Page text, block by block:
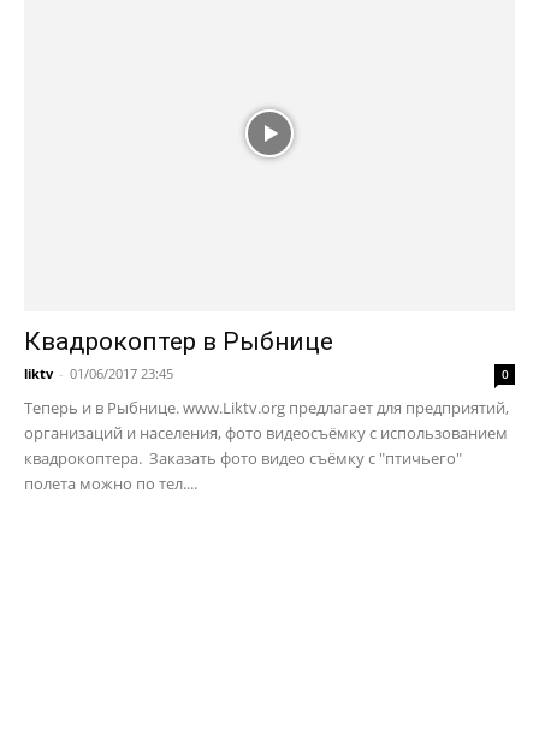
Квадрокоптер в Рыбнице
liktv - 01/06/2017 23:45 0
Теперь и в Рыбнице. www.Liktv.org предлагает для предприятий,
организаций и населения, фото видеосъёмку с использованием
квадрокоптера. Заказать фото видео съёмку с "птичьего"
полета можно по тел....